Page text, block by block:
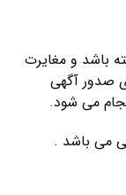
باشد و مغایرت
صدور آگهی
می شود.